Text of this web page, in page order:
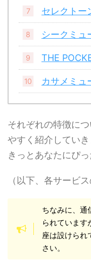
セレクトー
シークミュ
THE
カサメミュ
それぞれの特徴に
やすく紹介していき
きっとあなたにぴ
（以下、各サービ
ちなみに、通
られています
座は設けられ
さい。